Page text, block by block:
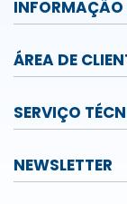
INFORMAÇÃO
ÁREA DE
SERVIÇO
NEWSLETTER